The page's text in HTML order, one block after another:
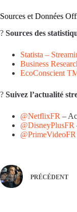
Sources et Données
? Sources des
Statista –
Business
EcoConscient
? Suivez l’actualité
@NetflixFR –
@DisneyPlusFR
@PrimeVideoFR
PRÉCÉDENT